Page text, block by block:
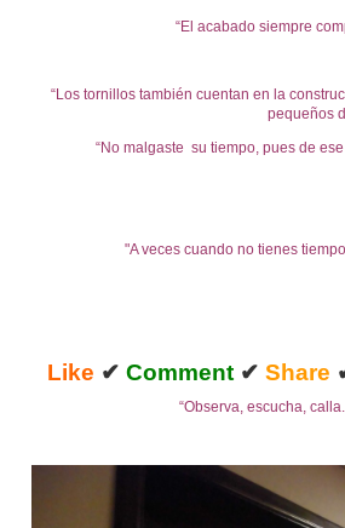
“El acabado siempre
“Los tornillos también cuentan en la
pequeños
“No malgaste su tiempo, pues de
"A veces cuando no tienes
Like ✔ Comment✔ Share
“Observa, escucha,